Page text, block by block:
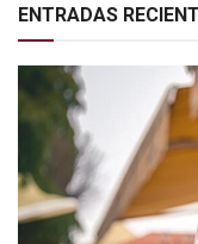
ENTRADAS